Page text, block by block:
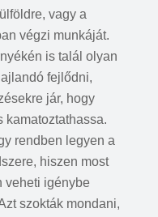
vagy a
végzi munkáját.
is talál olyan
fejlődni,
jár, hogy
kamatoztathassa.
rendben legyen a
hiszen most
veheti igénybe
szokták mondani,